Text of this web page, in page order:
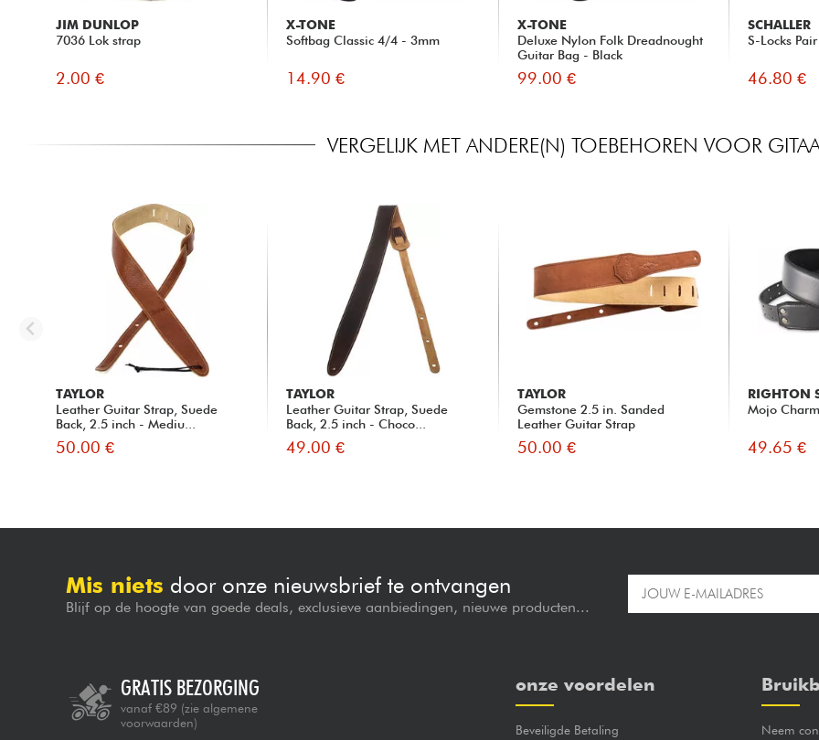
JIM DUNLOP
7036 Lok strap
2.00 €
X-TONE
Softbag Classic 4/4 - 3mm
14.90 €
X-TONE
Deluxe Nylon Folk Dreadnought
Guitar Bag - Black
99.00 €
SCHALLER
S-Locks
46.80 €
VERGELIJK MET ANDERE(N) TOEBEHOREN VOOR
TAYLOR
Leather Guitar Strap, Suede
Back, 2.5 inch - Mediu...
50.00 €
TAYLOR
Leather Guitar Strap, Suede
Back, 2.5 inch - Choco...
49.00 €
TAYLOR
Gemstone 2.5 in. Sanded
Leather Guitar Strap
50.00 €
RIGHTON
Mojo
49.65 €
Mis niets door onze nieuwsbrief te ontvangen
Blijf op de hoogte van goede deals, exclusieve aanbiedingen, nieuwe producten...
GRATIS BEZORGING
vanaf €89 (zie algemene
voorwaarden)
onze voordelen
Beveiligde Betaling Neem